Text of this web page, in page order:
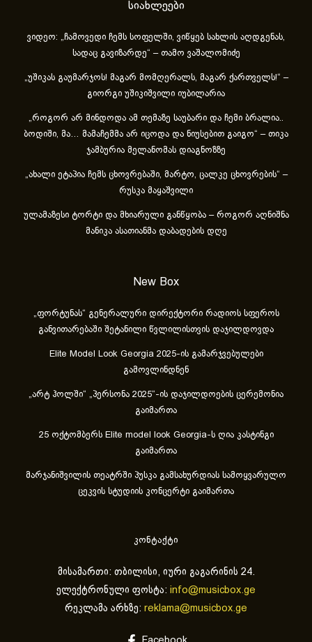
სიახლეები
ვიდეო: „ჩამოვედი ჩემს სოფელში, ვიწყებ სახლის აღდგენას,
სადაც გავიზარდე“ – თამო ვაშალომიძე
„უშიკას გაუმარჯოს! მაგარ მომღერალს, მაგარ ქართველს!“ –
გიორგი უშიკიშვილი იუბილარია
„როგორ არ მინდოდა ამ თემაზე საუბარი და ჩემი ბრალია..
ბოდიში, მა… მამაჩემმა არ იცოდა და ნიუსებით გაიგო“ – თიკა
ჯამბურია მელანომას დიაგნოზზე
„ახა­ლი ეტა­პია ჩემს ცხოვ­რე­ბა­ში, მარ­ტო, ცალ­კე ცხოვ­რე­ბის“ –
რუსკა მაყაშვილი
ულამაზესი ტორტი და მხიარული განწყობა – როგორ აღნიშნა
მანიკა ასათიანმა დაბადების დღე
New Box
„ფორტუნას“ გენერალური დირექტორი რადიოს სფეროს
განვითარებაში შეტანილი წვლილისთვის დაჯილდოვდა
Elite Model Look Georgia 2025-ის გამარჯვებულები
გამოვლინდნენ
„არტ ჰოლში“ „პერსონა 2025“-ის დაჯილდოების ცერემონია
გაიმართა
25 ოქტომბერს Elite model look Georgia-ს ღია კასტინგი
გაიმართა
მარჯანიშვილის თეატრში პუსკა გამსახურდიას სამოყვარულო
ცეკვის სტუდიის კონცერტი გაიმართა
კონტაქტი
მისამართი: თბილისი, იური გაგარინის 24.
ელექტრონული ფოსტა: info@musicbox.ge
რეკლამა არხზე: reklama@musicbox.ge